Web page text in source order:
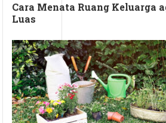
Cara Menata Ruang Keluarga
Luas